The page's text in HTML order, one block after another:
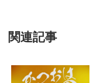
関連記事